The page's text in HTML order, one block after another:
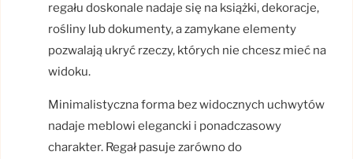
regału doskonale nadaje się na książki, dekoracje,
rośliny lub dokumenty, a zamykane elementy
pozwalają ukryć rzeczy, których nie chcesz mieć na
widoku.
Minimalistyczna forma bez widocznych uchwytów
nadaje meblowi elegancki i ponadczasowy
charakter. Regał pasuje zarówno do